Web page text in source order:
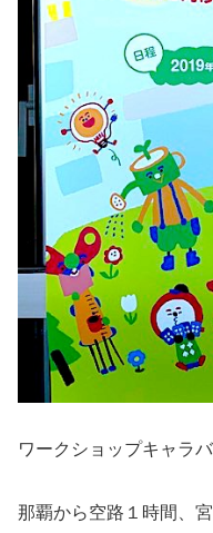
ワークショップキャラ
那覇から空路１時間、